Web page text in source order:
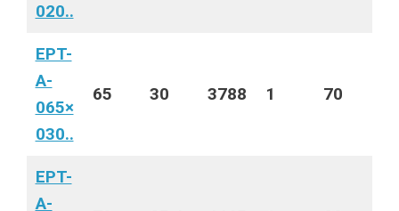
020..
EPT-
A-
065×
030..
65 30 3788 1 70
EPT-
A-